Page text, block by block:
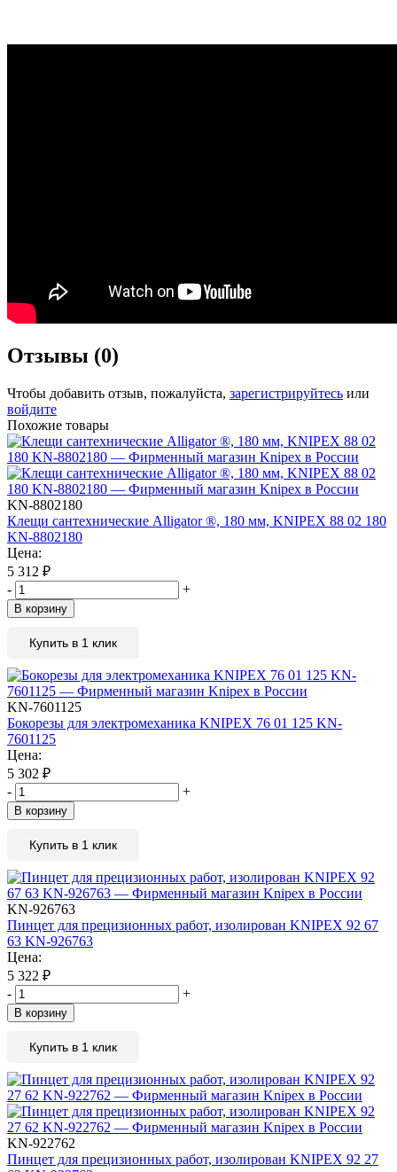
Отзывы (0)
Чтобы добавить отзыв, пожалуйста, зарегистрируйтесь или
войдите
Похожие товары
KN-8802180
Клещи сантехнические Alligator ®, 180 мм, KNIPEX 88 02 180
KN-8802180
Цена:
5 312 ₽
-
+
В корзину
Купить в 1 клик
KN-7601125
Бокорезы для электромеханика KNIPEX 76 01 125 KN-
7601125
Цена:
5 302 ₽
-
+
В корзину
Купить в 1 клик
KN-926763
Пинцет для прецизионных работ, изолирован KNIPEX 92 67
63 KN-926763
Цена:
5 322 ₽
-
+
В корзину
Купить в 1 клик
KN-922762
Пинцет для прецизионных работ, изолирован KNIPEX 92 27